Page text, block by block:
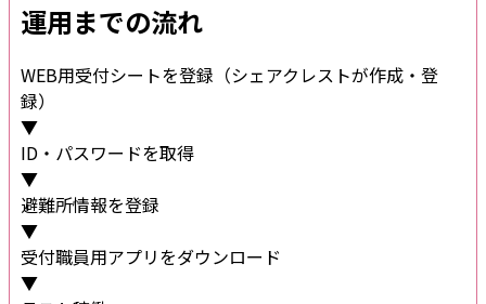
運用までの流れ
WEB用受付シートを登録（シェアクレストが作成・登
録）
▼
ID・パスワードを取得
▼
避難所情報を登録
▼
受付職員用アプリをダウンロード
▼